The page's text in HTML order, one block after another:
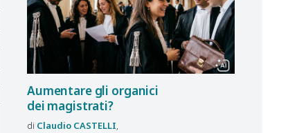
Aumentare gli organici
dei magistrati?
Claudio CASTELLI